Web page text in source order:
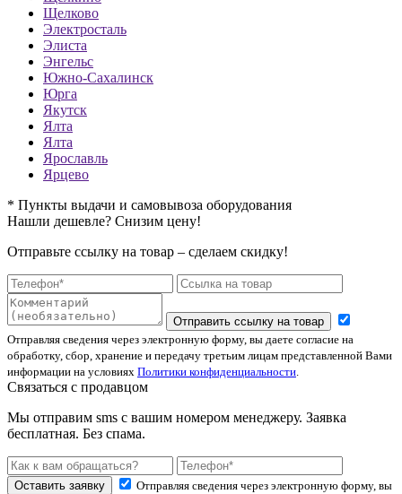
Щелково
Электросталь
Элиста
Энгельс
Южно-Сахалинск
Юрга
Якутск
Ялта
Ялта
Ярославль
Ярцево
* Пункты выдачи и самовывоза оборудования
Нашли дешевле? Снизим цену!
Отправьте ссылку на товар – сделаем скидку!
Отправить ссылку на товар
Отправляя сведения через электронную форму, вы даете согласие на
обработку, сбор, хранение и передачу третьим лицам представленной Вами
информации на условиях Политики конфиденциальности.
Связаться с продавцом
Мы отправим sms с вашим номером менеджеру. Заявка
бесплатная. Без спама.
Оставить заявку
Отправляя сведения через электронную форму, вы